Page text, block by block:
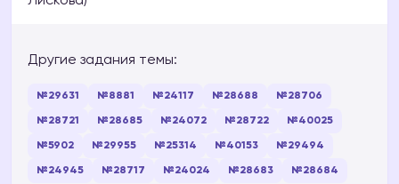
Другие задания темы:
№29631 №8881 №24117 №28688 №28706
№28721 №28685 №24072 №28722 №40025
№5902 №29955 №25314 №40153 №29494
№24945 №28717 №24024 №28683 №28684